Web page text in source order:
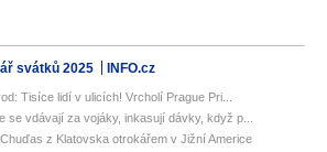
svátků 2025 INFO.cz
Tisíce lidí v ulicích! Vrcholí Prague Pri...
se vdávají za vojáky, inkasují dávky, když p...
z Klatovska otrokářem v Jižní Americe